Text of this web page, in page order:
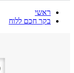
ראשי
בקר חכם ללוח